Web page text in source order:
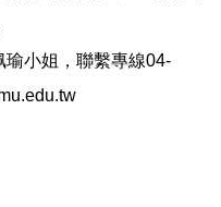
小姐，聯繫專線04-